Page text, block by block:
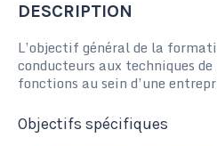
DESCRIPTION
L’objectif général de la
conducteurs aux techniques
fonctions au sein d’une
Objectifs spécifiques